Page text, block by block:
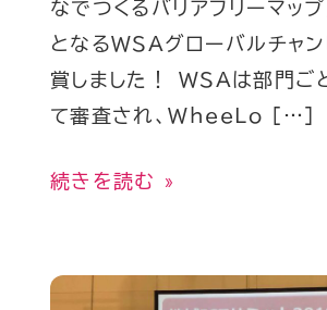
なでつくるバリアフリーマッ
となるWSAグローバルチャ
賞しました！ WSAは部門ご
て審査され、WheeLo […]
し
し
た！
続きを読む »
総